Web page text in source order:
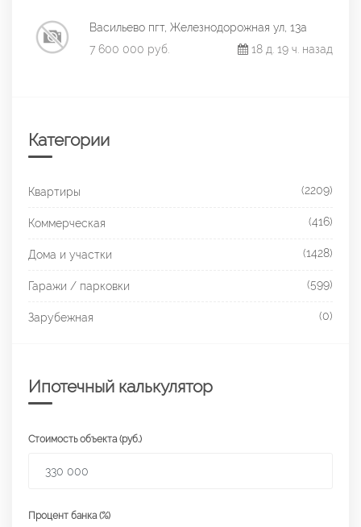
Васильево пгт, Железнодорожная ул, 13а
7 600 000 руб.
18 д. 19 ч. назад
Категории
Квартиры (2209)
Коммерческая (416)
Дома и участки (1428)
Гаражи / парковки (599)
Зарубежная (0)
Ипотечный калькулятор
Стоимость объекта (руб.)
Процент банка (%)